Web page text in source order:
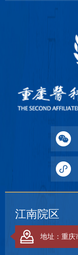
江南院区
地址：重庆